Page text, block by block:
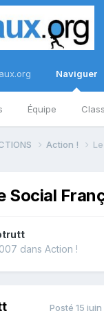
Naviguer
Équipe
Action !
Social
dans Action !
Posté 15